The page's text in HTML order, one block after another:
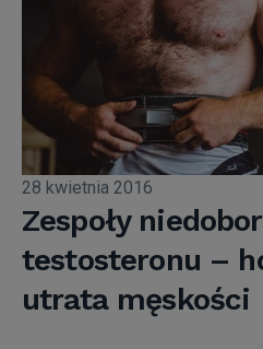
28 kwietnia 2016
Zespoły
testosteronu –
utrata męskości